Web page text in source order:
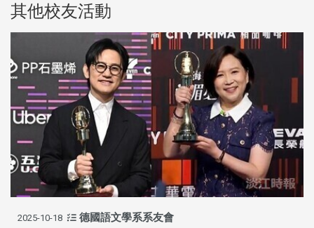
其他校友活動
2025-10-18 德國語文學系系友會